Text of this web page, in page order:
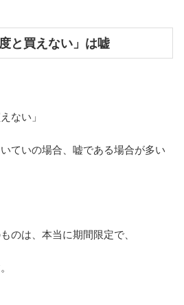
と買えない」は嘘
ない」
ていの場合、嘘である場合が多い
のは、本当に期間限定で、